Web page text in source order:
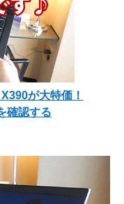
が大特価！
確認する